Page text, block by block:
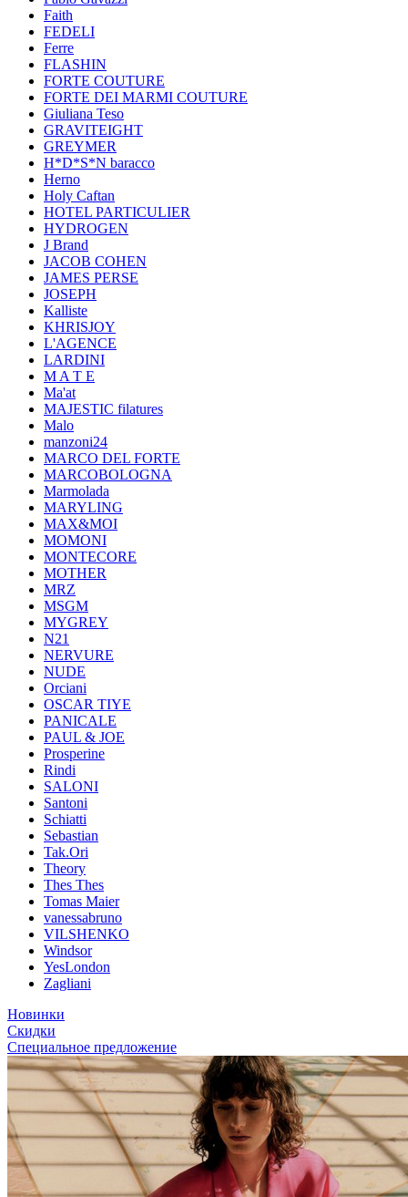
Faith
FEDELI
Ferre
FLASHIN
FORTE COUTURE
FORTE DEI MARMI COUTURE
Giuliana Teso
GRAVITEIGHT
GREYMER
H*D*S*N baracco
Herno
Holy Caftan
HOTEL PARTICULIER
HYDROGEN
J Brand
JACOB COHEN
JAMES PERSE
JOSEPH
Kalliste
KHRISJOY
L'AGENCE
LARDINI
M A T E
Ma'at
MAJESTIC filatures
Malo
manzoni24
MARCO DEL FORTE
MARCOBOLOGNA
Marmolada
MARYLING
MAX&MOI
MOMONI
MONTECORE
MOTHER
MRZ
MSGM
MYGREY
N21
NERVURE
NUDE
Orciani
OSCAR TIYE
PANICALE
PAUL & JOE
Prosperine
Rindi
SALONI
Santoni
Schiatti
Sebastian
Tak.Ori
Theory
Thes Thes
Tomas Maier
vanessabruno
VILSHENKO
Windsor
YesLondon
Zagliani
Новинки
Скидки
Специальное предложение